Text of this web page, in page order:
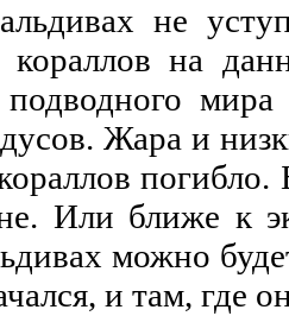
не
кораллов на
Жара и
Или ближе к
можно
и там, где